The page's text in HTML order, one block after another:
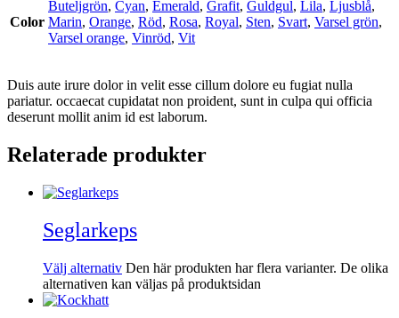
Color
Buteljgrön, Cyan, Emerald, Grafit, Guldgul, Lila, Ljusblå,
Marin, Orange, Röd, Rosa, Royal, Sten, Svart, Varsel grön,
Varsel orange, Vinröd, Vit
Duis aute irure dolor in velit esse cillum dolore eu fugiat nulla
pariatur. occaecat cupidatat non proident, sunt in culpa qui officia
deserunt mollit anim id est laborum.
Relaterade produkter
Seglarkeps
Välj alternativ Den här produkten har flera varianter. De olika
alternativen kan väljas på produktsidan